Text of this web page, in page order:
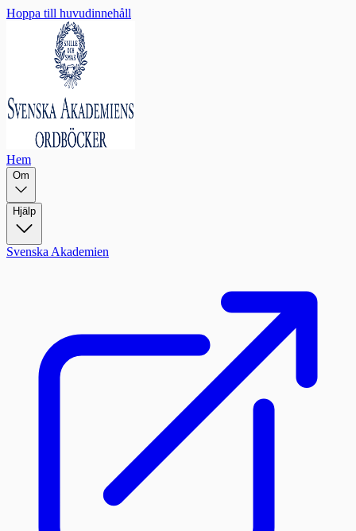
Hoppa till huvudinnehåll
Hem
Om
Hjälp
Svenska Akademien